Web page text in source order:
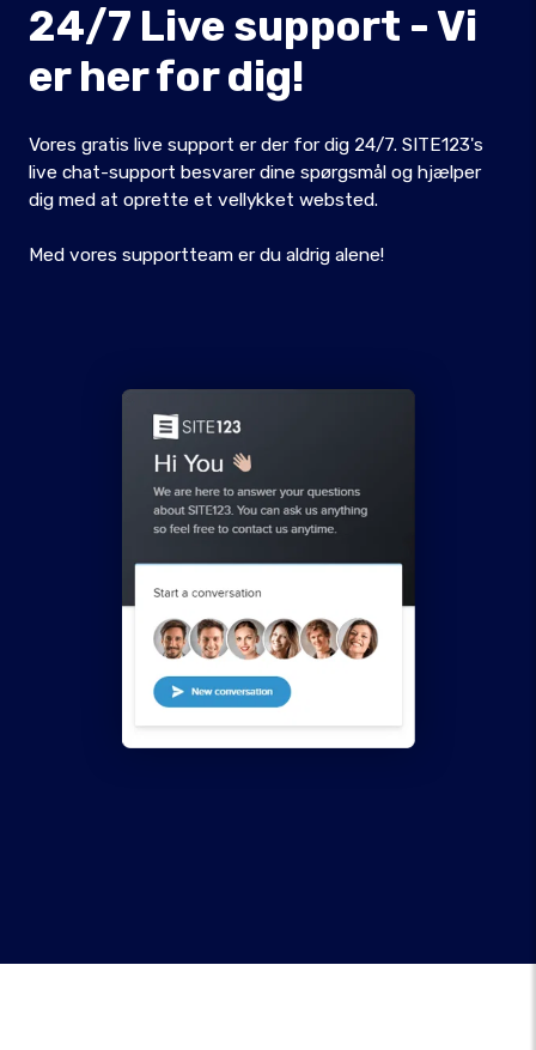
24/7 Live support - Vi
er her for dig!
Vores gratis live support er der for dig 24/7. SITE123's
live chat-support besvarer dine spørgsmål og hjælper
dig med at oprette et vellykket websted.
Med vores supportteam er du aldrig alene!